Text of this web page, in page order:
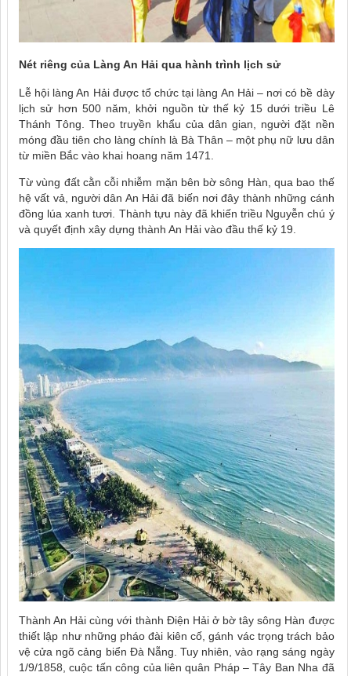
Nét riêng của Làng An Hải qua hành trình lịch sử
Lễ hội làng An Hải được tổ chức tại làng An Hải – nơi có bề dày
lịch sử hơn 500 năm, khởi nguồn từ thế kỷ 15 dưới triều Lê
Thánh Tông. Theo truyền khẩu của dân gian, người đặt nền
móng đầu tiên cho làng chính là Bà Thân – một phụ nữ lưu dân
từ miền Bắc vào khai hoang năm 1471.
Từ vùng đất cằn cỗi nhiễm mặn bên bờ sông Hàn, qua bao thế
hệ vất vả, người dân An Hải đã biến nơi đây thành những cánh
đồng lúa xanh tươi. Thành tựu này đã khiến triều Nguyễn chú ý
và quyết định xây dựng thành An Hải vào đầu thế kỷ 19.
Thành An Hải cùng với thành Điện Hải ở bờ tây sông Hàn được
thiết lập như những pháo đài kiên cố, gánh vác trọng trách bảo
vệ cửa ngõ cảng biển Đà Nẵng. Tuy nhiên, vào rạng sáng ngày
1/9/1858, cuộc tấn công của liên quân Pháp – Tây Ban Nha đã